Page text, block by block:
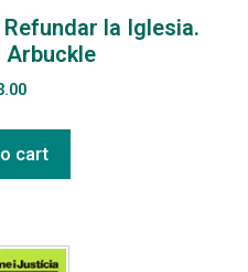
la Iglesia.
Arbuckle
cart